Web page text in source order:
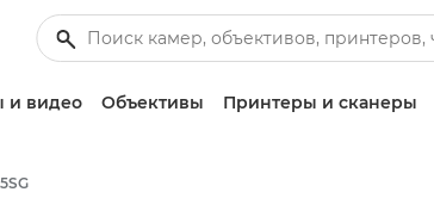
и видео Объективы Принтеры и сканеры